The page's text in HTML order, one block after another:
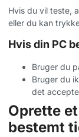
Hvis du vil teste,
eller du kan
Hvis din PC
Bruger du
Bruger du
det
Oprette
bestemt